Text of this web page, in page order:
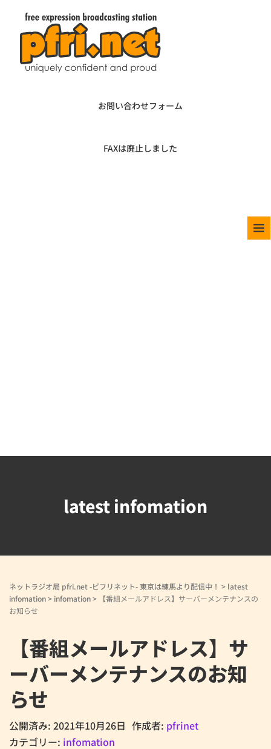
お問い合わせフォーム
FAXは廃止しました
latest infomation
ネットラジオ局 pfri.net -ピフリネット- 東京は練馬より配信中！ > latest
infomation> infomation>
【番組メールアドレス】サーバーメンテナンスの
お知らせ
【番組メールアドレス】サ
ーバーメンテナンスのお知
らせ
公開済み: 2021年10月26日 作成者: pfrinet
カテゴリー: infomation